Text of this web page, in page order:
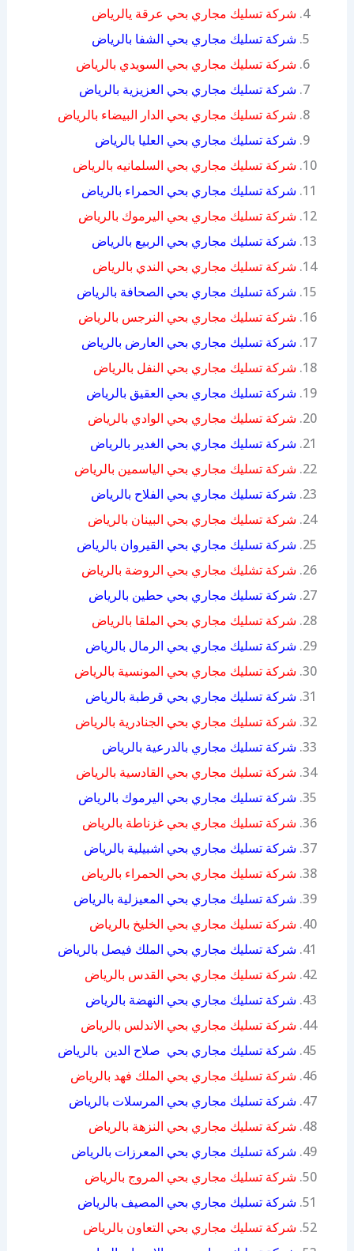
شركة تسليك مجاري بحي عرقة يالرياض
شركة تسليك مجاري بحي الشفا بالرياض
شركة تسليك مجاري بحي السويدي بالرياض
شركة تسليك مجاري بحي العزيزية بالرياض
شركة تسليك مجاري بحي الدار البيضاء بالرياض
شركة تسليك مجاري بحي العليا بالرياض
شركة تسليك مجاري بحي السلمانيه بالرياض
شركة تسليك مجاري بحي الحمراء بالرياض
شركة تسليك مجاري بحي اليرموك بالرياض
شركة تسليك مجاري بحي الربيع بالرياض
شركة تسليك مجاري بحي الندي بالرياض
شركة تسليك مجاري بحي الصحافة بالرياض
شركة تسليك مجاري بحي النرجس بالرياض
شركة تسليك مجاري بحي العارض بالرياض
شركة تسليك مجاري بحي النفل بالرياض
شركة تسليك مجاري بحي العقيق بالرياض
شركة تسليك مجاري بحي الوادي بالرياض
شركة تسليك مجاري بحي الغدير بالرياض
شركة تسليك مجاري بحي الياسمين بالرياض
شركة تسليك مجاري بحي الفلاح بالرياض
شركة تسليك مجاري بحي البينان بالرياض
شركة تسليك مجاري بحي القيروان بالرياض
شركة تشليك مجاري بحي الروضة بالرياض
شركة تسليك مجاري بحي حطين بالرياض
شركة تسليك مجاري بحي الملقا بالرياض
شركة تسليك مجاري بحي الرمال بالرياض
شركة تسليك مجاري بحي المونسية بالرياض
شركة تسليك مجاري بحي قرطبة بالرياض
شركة تسليك مجاري بحي الجنادرية بالرياض
شركة تسليك مجاري بالدرعية بالرياض
شركة تسليك مجاري بحي القادسية بالرياض
شركة تسليك مجاري بحي اليرموك بالرياض
شركة تسليك مجاري بحي غزناطة بالرياض
شركة تسليك مجاري بحي اشبيلية بالرياض
شركة تسليك مجاري بحي الحمراء بالرياض
شركة تسليك مجاري بحي المعيزلية بالرياض
شركة تسليك مجاري بحي الخليخ بالرياض
شركة تسليك مجاري بحي الملك فيصل بالرياض
شركة تسليك مجاري بحي القدس بالرياض
شركة تسليك مجاري بحي النهضة بالرياض
شركة تسليك مجاري بحي الاندلس بالرياض
شركة تسليك مجاري بحي صلاح الدين بالرياض
شركة تسليك مجاري بحي الملك فهد بالرياض
شركة تسليك مجاري بحي المرسلات بالرياض
شركة تسليك مجاري بحي النزهة بالرياض
شركة تسليك مجاري بحي المعرزات بالرياض
شركة تسليك مجاري بحي المروج بالرياض
شركة تسليك مجاري بحي المصيف بالرياض
شركة تسليك مجاري بحي التعاون بالرياض